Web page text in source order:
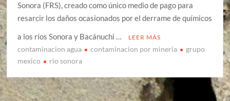
Sonora (FRS), creado como único medio de pago para
resarcir los daños ocasionados por el derrame de químicos
a los ríos Sonora y Bacánuchi …
LEER MÁS
contaminacion agua contaminacion por mineria
grupo
mexico
rio sonora